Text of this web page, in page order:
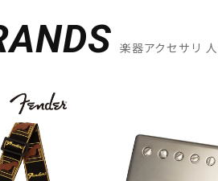
楽器アクセサリ